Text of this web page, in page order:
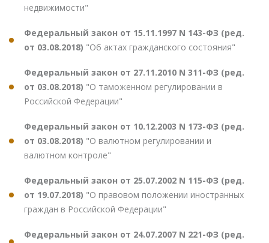
недвижимости"
Федеральный закон от 15.11.1997 N 143-ФЗ (ред.
от 03.08.2018) "Об актах гражданского состояния"
Федеральный закон от 27.11.2010 N 311-ФЗ (ред.
от 03.08.2018) "О таможенном регулировании в
Российской Федерации"
Федеральный закон от 10.12.2003 N 173-ФЗ (ред.
от 03.08.2018) "О валютном регулировании и
валютном контроле"
Федеральный закон от 25.07.2002 N 115-ФЗ (ред.
от 19.07.2018) "О правовом положении иностранных
граждан в Российской Федерации"
Федеральный закон от 24.07.2007 N 221-ФЗ (ред.